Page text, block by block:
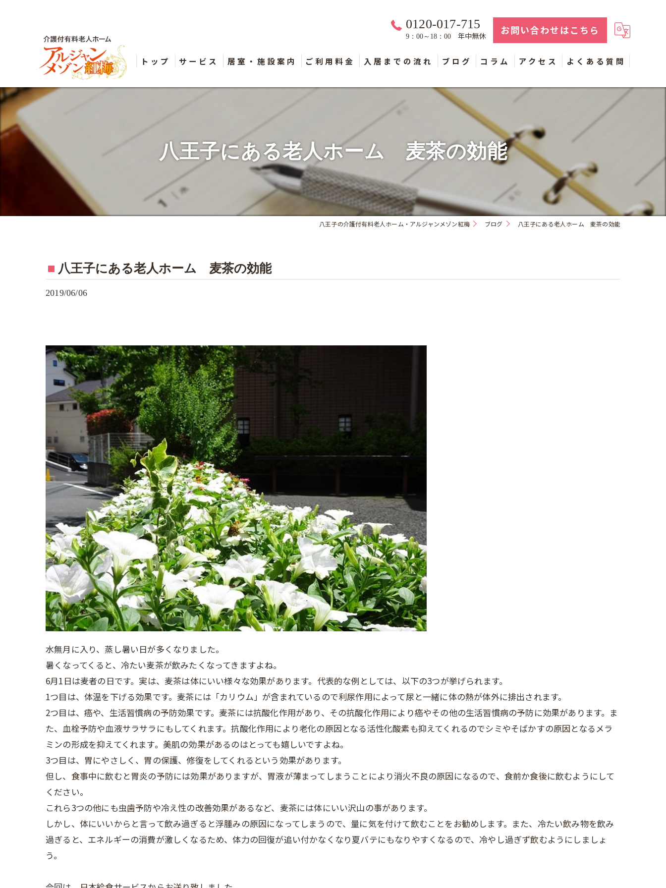
0120-017-715
9：00～18：00 年中無休 お問い合わせはこちら
トップ サービス 居室・施設案内 ご利用料金 入居までの流れ ブログ コラム アクセス よくある質問
八王子にある老人ホーム 麦茶の効能
八王子の介護付有料老人ホーム・アルジャンメゾン紅梅 ブログ 八王子にある老人ホーム 麦茶の効能
八王子にある老人ホーム 麦茶の効能
2019/06/06
水無月に入り、蒸し暑い日が多くなりました。
暑くなってくると、冷たい麦茶が飲みたくなってきますよね。
6月1日は麦者の日です。実は、麦茶は体にいい様々な効果があります。代表的な例としては、以下の3つが挙げられます。
1つ目は、体温を下げる効果です。麦茶には「カリウム」が含まれているので利尿作用によって尿と一緒に体の熱が体外に排出されます。
2つ目は、癌や、生活習慣病の予防効果です。麦茶には抗酸化作用があり、その抗酸化作用により癌やその他の生活習慣病の予防に効果があります。ま
た、血栓予防や血液サラサラにもしてくれます。抗酸化作用により老化の原因となる活性化酸素も抑えてくれるのでシミやそばかすの原因となるメラ
ミンの形成を抑えてくれます。美肌の効果があるのはとっても嬉しいですよね。
3つ目は、胃にやさしく、胃の保護、修復をしてくれるという効果があります。
但し、食事中に飲むと胃炎の予防には効果がありますが、胃液が薄まってしまうことにより消火不良の原因になるので、食前か食後に飲むようにして
ください。
これら3つの他にも虫歯予防や冷え性の改善効果があるなど、麦茶には体にいい沢山の事があります。
しかし、体にいいからと言って飲み過ぎると浮腫みの原因になってしまうので、量に気を付けて飲むことをお勧めします。また、冷たい飲み物を飲み
過ぎると、エネルギーの消費が激しくなるため、体力の回復が追い付かなくなり夏バテにもなりやすくなるので、冷やし過ぎず飲むようにしましょ
う。